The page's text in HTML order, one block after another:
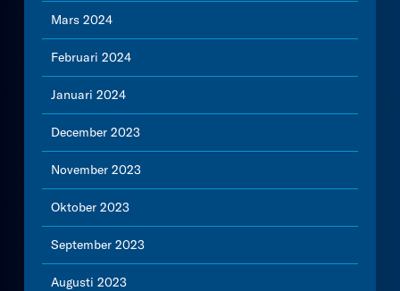
Mars 2024
Februari 2024
Januari 2024
December 2023
November 2023
Oktober 2023
September 2023
Augusti 2023